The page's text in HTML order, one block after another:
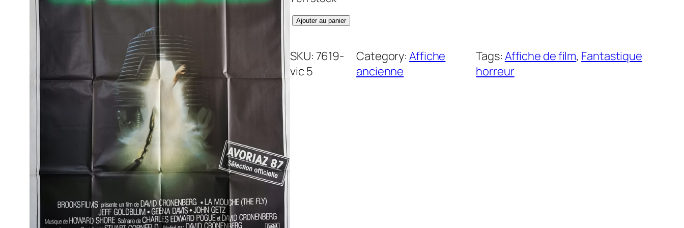
q
a
n
Ajouter au panier
SKU: 7619-
vic 5
Category:Affiche
ancienne
Tags: Affiche de film, Fantastique
horreur